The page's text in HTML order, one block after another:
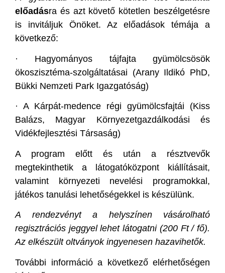
előadásra és azt követő kötetlen beszélgetésre
is invitáljuk Önöket. Az előadások témája a
következő:
· Hagyományos tájfajta gyümölcsösök
ökoszisztéma-szolgáltatásai (Arany Ildikó PhD,
Bükki Nemzeti Park Igazgatóság)
· A Kárpát-medence régi gyümölcsfajtái (Kiss
Balázs, Magyar Környezetgazdálkodási és
Vidékfejlesztési Társaság)
A program előtt és után a résztvevők
megtekinthetik a látogatóközpont kiállításait,
valamint környezeti nevelési programokkal,
játékos tanulási lehetőségekkel is készülünk.
A rendezvényt a helyszínen vásárolható
regisztrációs jeggyel lehet látogatni (200 Ft / fő).
Az elkészült oltványok ingyenesen hazavihetők.
További információ a következő elérhetőségen